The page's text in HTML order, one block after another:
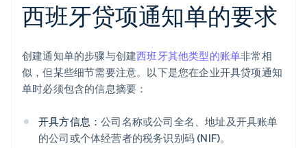
西班牙贷项通知单的要求
创建通知单的步骤与创建西班牙其他类型的账单非常相
似，但某些细节需要注意。以下是您在企业开具贷项通知
单时必须包含的信息摘要：
开具方信息：公司名称或公司全名、地址及开具账单
的公司或个体经营者的税务识别码 (NIF)。